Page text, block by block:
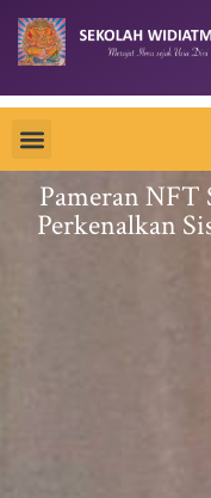
Skip
content
Pameran
Perkenalkan